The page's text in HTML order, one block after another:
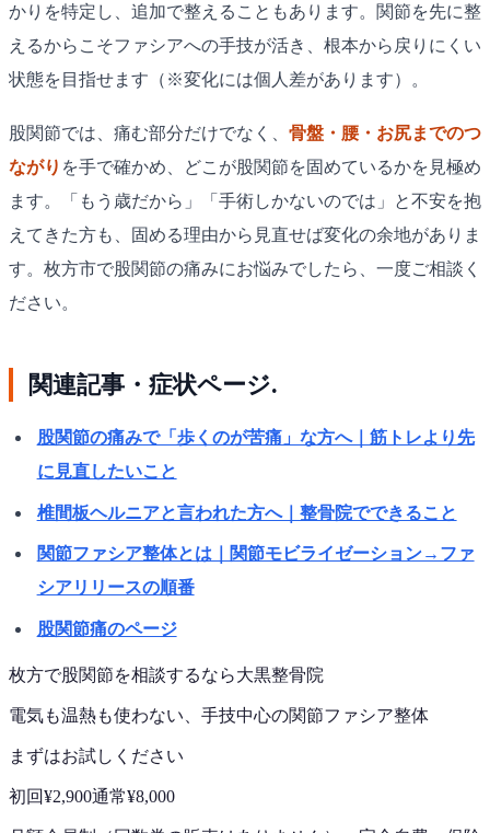
かりを特定し、追加で整えることもあります。関節を先に整
えるからこそファシアへの手技が活き、根本から戻りにくい
状態を目指せます（※変化には個人差があります）。
股関節では、痛む部分だけでなく、 骨盤・腰・お尻までのつ
ながり を手で確かめ、どこが股関節を固めているかを見極め
ます。「もう歳だから」「手術しかないのでは」と不安を抱
えてきた方も、固める理由から見直せば変化の余地がありま
す。枚方市で股関節の痛みにお悩みでしたら、一度ご相談く
ださい。
関連記事・症状ページ.
股関節の痛みで「歩くのが苦痛」な方へ｜筋トレより先
に見直したいこと
椎間板ヘルニアと言われた方へ｜整骨院でできること
関節ファシア整体とは｜関節モビライゼーション→ファ
シアリリースの順番
股関節痛のページ
枚方で股関節を相談するなら大黒整骨院
電気も温熱も使わない、手技中心の関節ファシア整体
まずはお試しください
初回¥2,900通常¥8,000